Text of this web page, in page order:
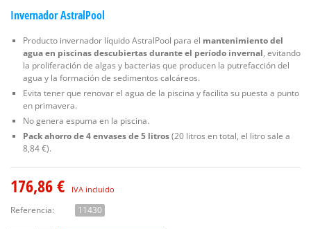
Invernador AstralPool
Producto invernador líquido AstralPool para el mantenimiento del
agua en piscinas descubiertas durante el período invernal, evitando
la proliferación de algas y bacterias que producen la putrefacción del
agua y la formación de sedimentos calcáreos.
Evita tener que renovar el agua de la piscina y facilita su puesta a punto
en primavera.
No genera espuma en la piscina.
Pack ahorro de 4 envases de 5 litros(20 litros en total, el litro sale a
8,84 €).
176,86 € IVA incluido
Referencia: 11430